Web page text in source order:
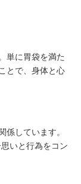
単に胃袋を満た
とで、身体と心
係しています。
いと行為をコン